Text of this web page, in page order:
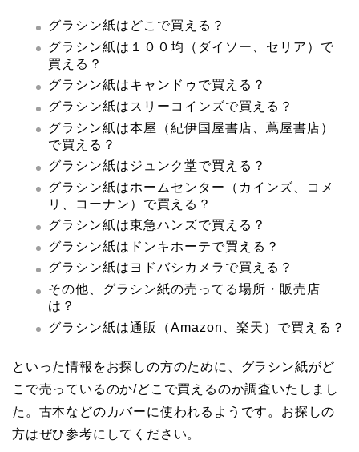
グラシン紙はどこで買える？
グラシン紙は１００均（ダイソー、セリア）で
買える？
グラシン紙はキャンドゥで買える？
グラシン紙はスリーコインズで買える？
グラシン紙は本屋（紀伊国屋書店、蔦屋書店）
で買える？
グラシン紙はジュンク堂で買える？
グラシン紙はホームセンター（カインズ、コメ
リ、コーナン）で買える？
グラシン紙は東急ハンズで買える？
グラシン紙はドンキホーテで買える？
グラシン紙はヨドバシカメラで買える？
その他、グラシン紙の売ってる場所・販売店
は？
グラシン紙は通販（Amazon、楽天）で買える？
といった情報をお探しの方のために、グラシン紙がど
こで売っているのか/どこで買えるのか調査いたしまし
た。古本などのカバーに使われるようです。お探しの
方はぜひ参考にしてください。